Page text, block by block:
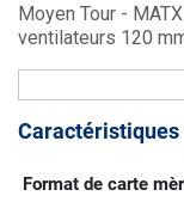
Moyen Tour -
ventilateurs 120
Caractéristiques
Format de carte